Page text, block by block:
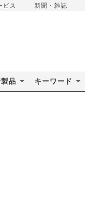
ビス 新聞・雑誌
品 キーワード